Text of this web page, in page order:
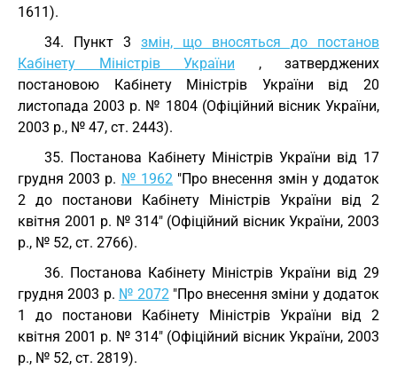
1611).
34. Пункт 3 змін, що вносяться до постанов
Кабінету Міністрів України , затверджених
постановою Кабінету Міністрів України від 20
листопада 2003 р. № 1804 (Офіційний вісник України,
2003 р., № 47, ст. 2443).
35. Постанова Кабінету Міністрів України від 17
грудня 2003 р. № 1962 "Про внесення змін у додаток
2 до постанови Кабінету Міністрів України від 2
квітня 2001 р. № 314" (Офіційний вісник України, 2003
р., № 52, ст. 2766).
36. Постанова Кабінету Міністрів України від 29
грудня 2003 р. № 2072"Про внесення зміни у додаток
1 до постанови Кабінету Міністрів України від 2
квітня 2001 р. № 314" (Офіційний вісник України, 2003
р., № 52, ст. 2819).